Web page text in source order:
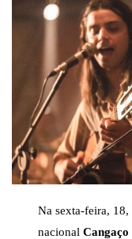
Na sexta-feira,
nacionalCangaço